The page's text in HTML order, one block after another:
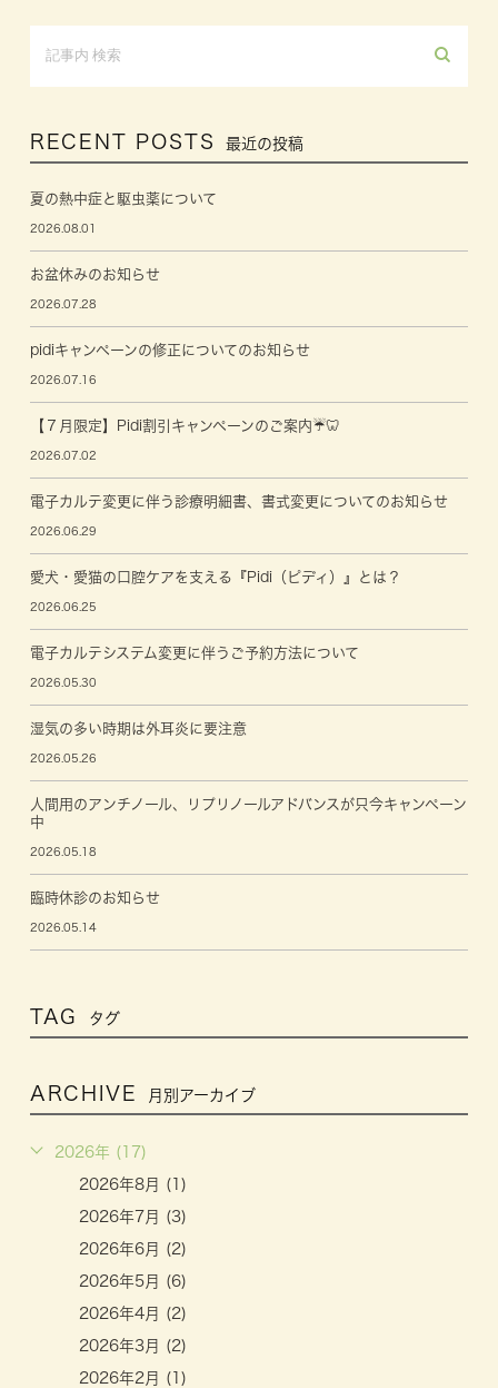
RECENT POSTS 最近の投稿
夏の熱中症と駆虫薬について
2026.08.01
お盆休みのお知らせ
2026.07.28
pidiキャンペーンの修正についてのお知らせ
2026.07.16
【７月限定】Pidi割引キャンペーンのご案内☔🦷
2026.07.02
電子カルテ変更に伴う診療明細書、書式変更についてのお知らせ
2026.06.29
愛犬・愛猫の口腔ケアを支える『Pidi（ピディ）』とは？
2026.06.25
電子カルテシステム変更に伴うご予約方法について
2026.05.30
湿気の多い時期は外耳炎に要注意
2026.05.26
人間用のアンチノール、リプリノールアドバンスが只今キャンペーン
中
2026.05.18
臨時休診のお知らせ
2026.05.14
TAG タグ
ARCHIVE 月別アーカイブ
2026年 (17)
2026年8月 (1)
2026年7月 (3)
2026年6月 (2)
2026年5月 (6)
2026年4月 (2)
2026年3月 (2)
2026年2月 (1)